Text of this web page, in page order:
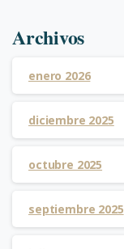
Archivos
enero 2026
diciembre 2025
octubre 2025
septiembre 2025